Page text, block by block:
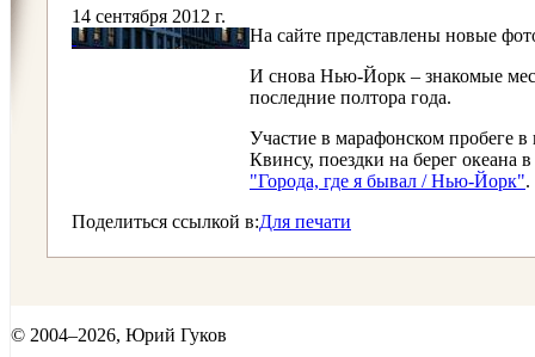
14 сентября 2012 г.
На сайте представлены новые
И снова Нью-Йорк – знакомые
последние полтора года.
Участие в марафонском пробеге
Квинсу, поездки на берег океана
"Города, где я бывал / Нью-Йорк".
Поделиться ссылкой в:Для печати
© 2004–2026, Юрий Гуков